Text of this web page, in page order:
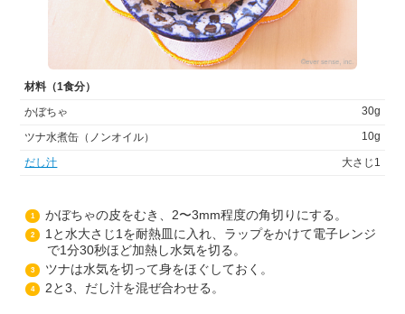
材料（1食分）
かぼちゃ
30g
ツナ水煮缶（ノンオイル） 10g
だし汁 大さじ1
1 かぼちゃの皮をむき、2〜3mm程度の角切りにする。
2
1と水大さじ1を耐熱皿に入れ、ラップをかけて電子レンジ
で1分30秒ほど加熱し水気を切る。
3 ツナは水気を切って身をほぐしておく。
4 2と3、だし汁を混ぜ合わせる。